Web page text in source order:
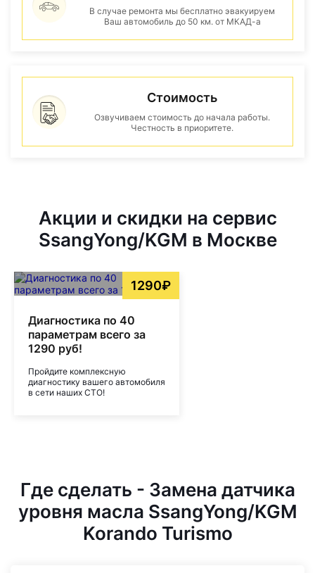
В случае ремонта мы бесплатно эвакуируем
Ваш автомобиль до 50 км. от МКАД-а
Стоимость
Озвучиваем стоимость до начала работы.
Честность в приоритете.
Акции и скидки на сервис
SsangYong/KGM в Москве
1290₽
Диагностика по 40
параметрам всего за
1290 руб!
Пройдите комплексную
диагностику вашего автомобиля
в сети наших СТО!
Где сделать - Замена датчика
уровня масла SsangYong/KGM
Korando Turismo